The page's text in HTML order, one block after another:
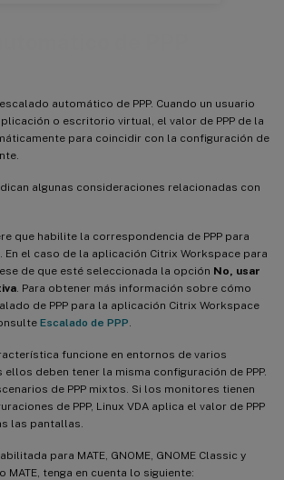
automático de PPP. Cuando un usuario
o escritorio virtual, el valor de PPP de la
para coincidir con la configuración de
algunas consideraciones relacionadas con
que habilite la correspondencia de PPP para
En el caso de la aplicación Citrix Workspace para
de que esté seleccionada la opción No, usar
. Para obtener más información sobre cómo
de PPP para la aplicación Citrix Workspace
Escalado de PPP
funcione en entornos de varios
deben tener la misma configuración de PPP.
de PPP mixtos. Si los monitores tienen
de PPP, Linux VDA aplica el valor de PPP
las pantallas.
para MATE, GNOME, GNOME Classic y
MATE, tenga en cuenta lo siguiente: